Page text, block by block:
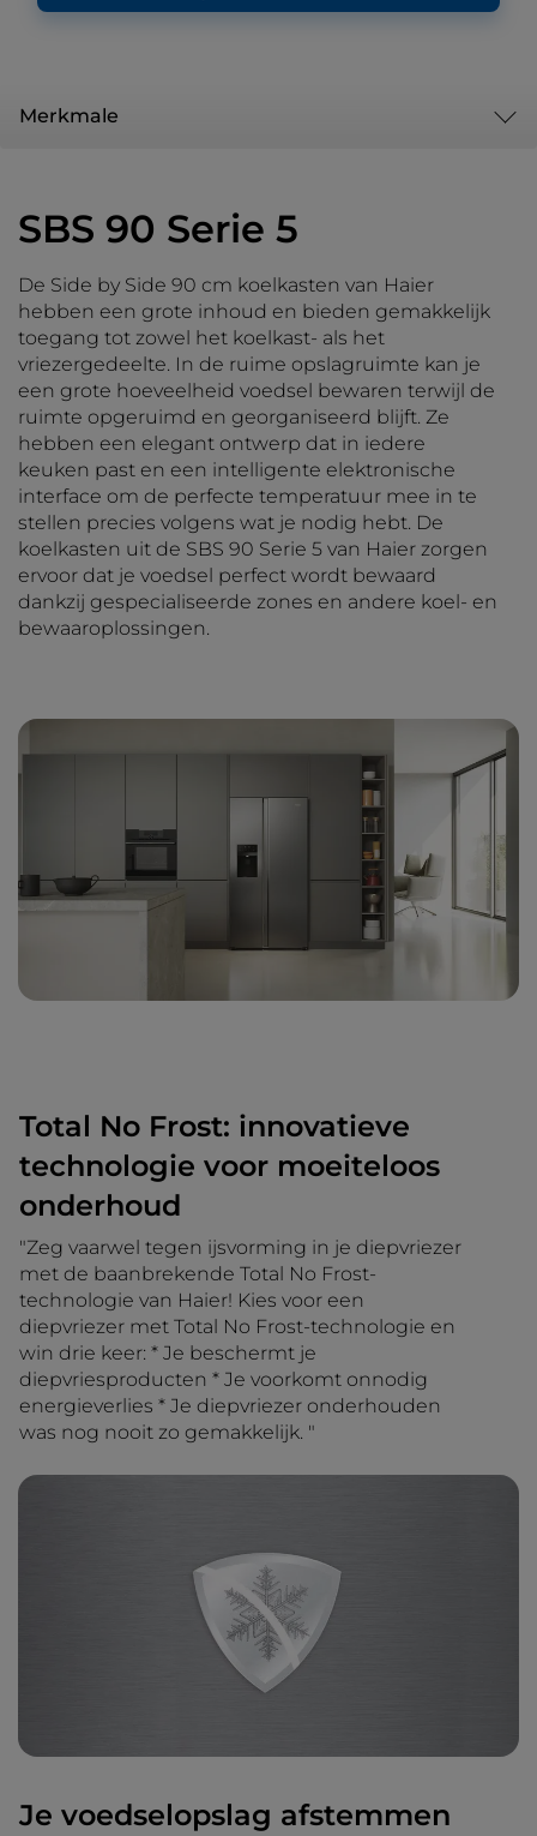
Merkmale
SBS 90 Serie 5
De Side by Side 90 cm koelkasten van Haier
hebben een grote inhoud en bieden gemakkelijk
toegang tot zowel het koelkast- als het
vriezergedeelte. In de ruime opslagruimte kan je
een grote hoeveelheid voedsel bewaren terwijl de
ruimte opgeruimd en georganiseerd blijft. Ze
hebben een elegant ontwerp dat in iedere
keuken past en een intelligente elektronische
interface om de perfecte temperatuur mee in te
stellen precies volgens wat je nodig hebt. De
koelkasten uit de SBS 90 Serie 5 van Haier zorgen
ervoor dat je voedsel perfect wordt bewaard
dankzij gespecialiseerde zones en andere koel- en
bewaaroplossingen.
Total No Frost: innovatieve
technologie voor moeiteloos
onderhoud
"Zeg vaarwel tegen ijsvorming in je diepvriezer
met de baanbrekende Total No Frost-
technologie van Haier! Kies voor een
diepvriezer met Total No Frost-technologie en
win drie keer: * Je beschermt je
diepvriesproducten * Je voorkomt onnodig
energieverlies * Je diepvriezer onderhouden
was nog nooit zo gemakkelijk. "
Je voedselopslag afstemmen